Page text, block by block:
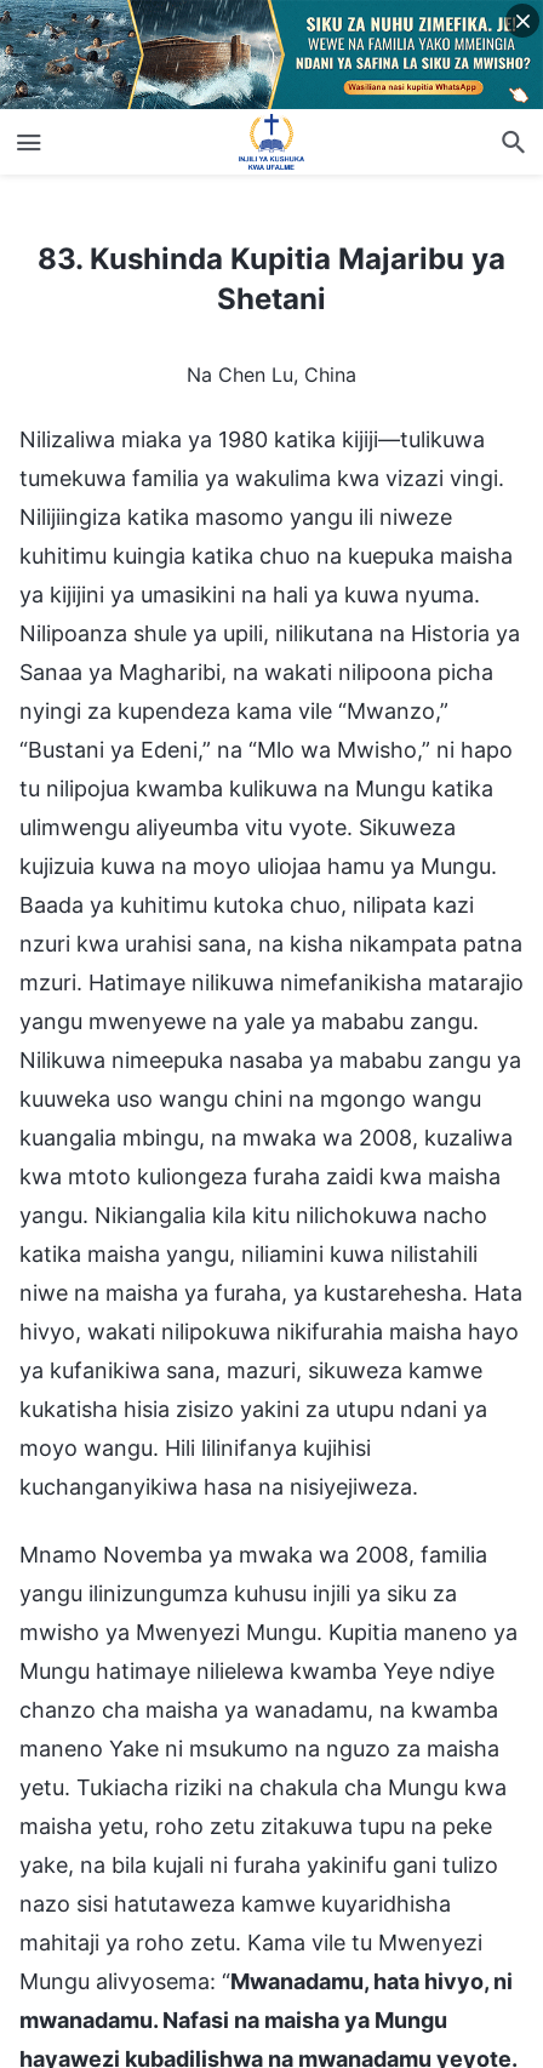
83. Kushinda Kupitia Majaribu ya Shetani
83. Kushinda Kupitia Majaribu ya
Shetani
Na Chen Lu, China
Nilizaliwa miaka ya 1980 katika kijiji—tulikuwa
tumekuwa familia ya wakulima kwa vizazi vingi.
Nilijiingiza katika masomo yangu ili niweze
kuhitimu kuingia katika chuo na kuepuka maisha
ya kijijini ya umasikini na hali ya kuwa nyuma.
Nilipoanza shule ya upili, nilikutana na Historia ya
Sanaa ya Magharibi, na wakati nilipoona picha
nyingi za kupendeza kama vile “Mwanzo,”
“Bustani ya Edeni,” na “Mlo wa Mwisho,” ni hapo
tu nilipojua kwamba kulikuwa na Mungu katika
ulimwengu aliyeumba vitu vyote. Sikuweza
kujizuia kuwa na moyo uliojaa hamu ya Mungu.
Baada ya kuhitimu kutoka chuo, nilipata kazi
nzuri kwa urahisi sana, na kisha nikampata patna
mzuri. Hatimaye nilikuwa nimefanikisha matarajio
yangu mwenyewe na yale ya mababu zangu.
Nilikuwa nimeepuka nasaba ya mababu zangu ya
kuuweka uso wangu chini na mgongo wangu
kuangalia mbingu, na mwaka wa 2008, kuzaliwa
kwa mtoto kuliongeza furaha zaidi kwa maisha
yangu. Nikiangalia kila kitu nilichokuwa nacho
katika maisha yangu, niliamini kuwa nilistahili
niwe na maisha ya furaha, ya kustarehesha. Hata
hivyo, wakati nilipokuwa nikifurahia maisha hayo
ya kufanikiwa sana, mazuri, sikuweza kamwe
kukatisha hisia zisizo yakini za utupu ndani ya
moyo wangu. Hili lilinifanya kujihisi
kuchanganyikiwa hasa na nisiyejiweza.
Mnamo Novemba ya mwaka wa 2008, familia
yangu ilinizungumza kuhusu injili ya siku za
mwisho ya Mwenyezi Mungu. Kupitia maneno ya
Mungu hatimaye nilielewa kwamba Yeye ndiye
chanzo cha maisha ya wanadamu, na kwamba
maneno Yake ni msukumo na nguzo za maisha
yetu. Tukiacha riziki na chakula cha Mungu kwa
maisha yetu, roho zetu zitakuwa tupu na peke
yake, na bila kujali ni furaha yakinifu gani tulizo
nazo sisi hatutaweza kamwe kuyaridhisha
mahitaji ya roho zetu. Kama vile tu Mwenyezi
Mungu alivyosema: “Mwanadamu, hata hivyo, ni
mwanadamu. Nafasi na maisha ya Mungu
hayawezi kubadilishwa na mwanadamu yeyote.